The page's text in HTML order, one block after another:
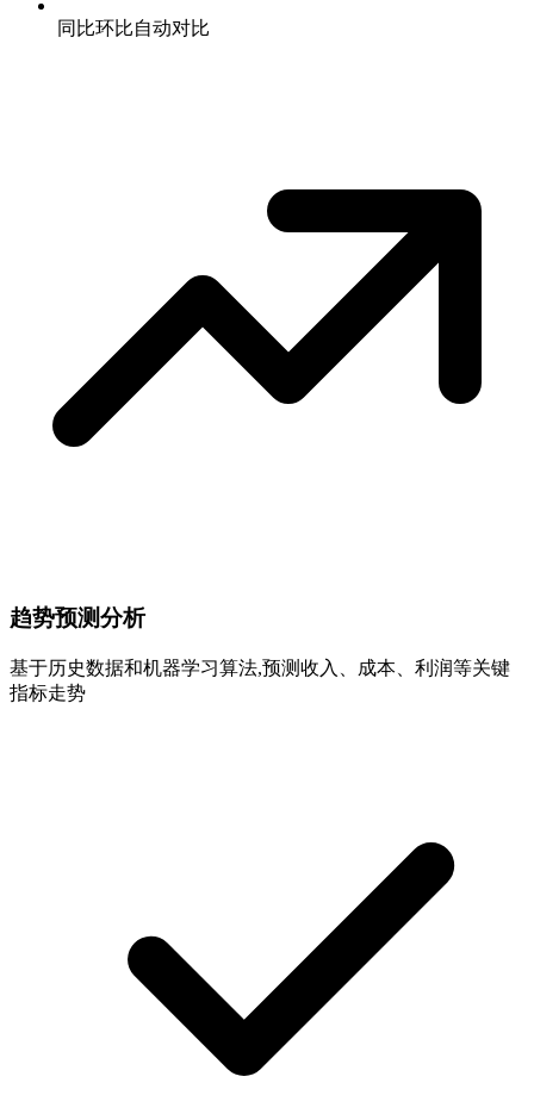
同比环比自动对比
趋势预测分析
基于历史数据和机器学习算法,预测收入、成本、利润等关键
指标走势